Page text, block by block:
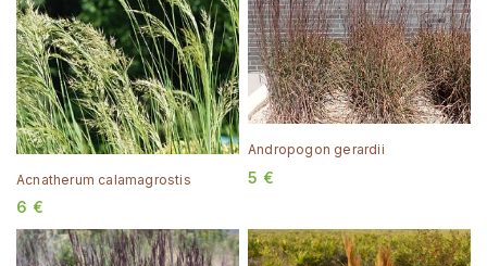
Acnatherum calamagrostis
6 €
Andropogon gerardii
5 €